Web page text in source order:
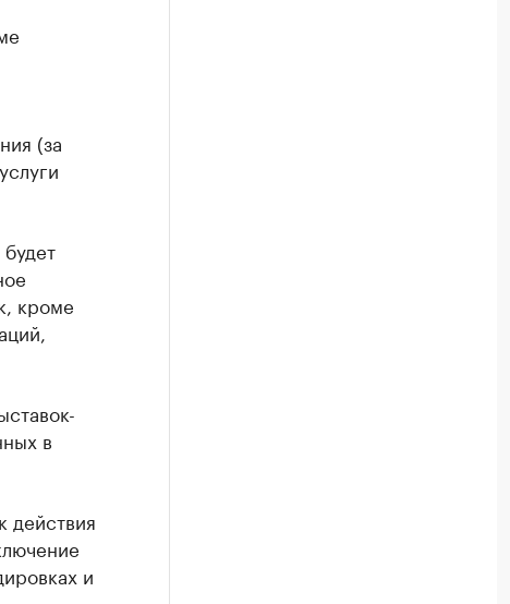
(за
кроме
в
действия
и